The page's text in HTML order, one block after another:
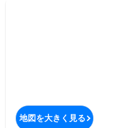
地図を大きく見る